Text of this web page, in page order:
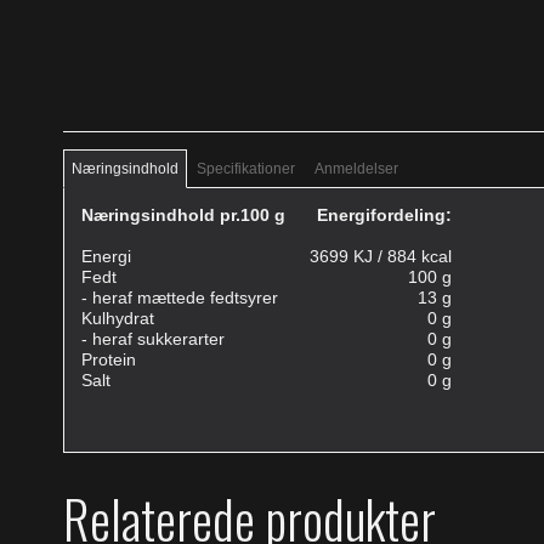
Næringsindhold Specifikationer Anmeldelser
Næringsindhold pr.100 g Energifordeling:
Energi
3699 KJ / 884 kcal
Fedt
100 g
- heraf mættede fedtsyrer
13 g
Kulhydrat
0 g
- heraf sukkerarter
0 g
Protein
0 g
Salt
0 g
Relaterede produkter